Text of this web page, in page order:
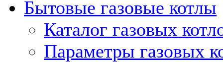
Бытовые газовые котлы
Каталог газовых
Параметры газовых